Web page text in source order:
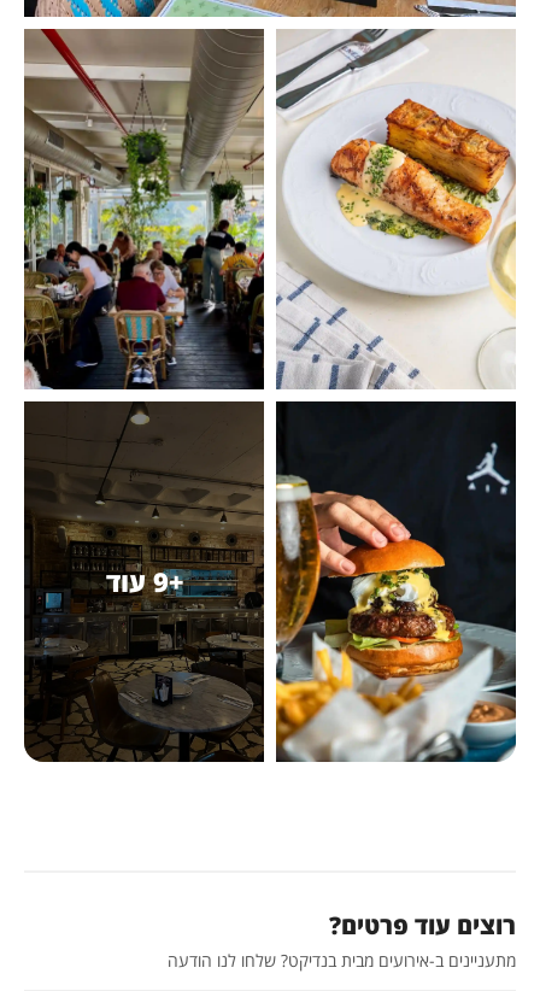
+9 עוד
רוצים עוד פרטים?
מתעניינים ב-אירועים מבית בנדיקט? שלחו לנו הודעה